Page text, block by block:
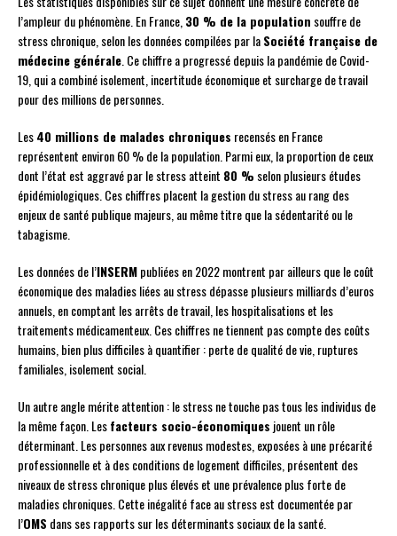
l’ampleur du phénomène. En France, 30 % de la population souffre de
stress chronique, selon les données compilées par laSociété française de
médecine générale . Ce chiffre a progressé depuis la pandémie de Covid-
19, qui a combiné isolement, incertitude économique et surcharge de travail
pour des millions de personnes.
Les40 millions de malades chroniques recensés en France
représentent environ 60 % de la population. Parmi eux, la proportion de ceux
dont l’état est aggravé par le stress atteint 80 % selon plusieurs études
épidémiologiques. Ces chiffres placent la gestion du stress au rang des
enjeux de santé publique majeurs, au même titre que la sédentarité ou le
tabagisme.
Les données de l’INSERMpubliées en 2022 montrent par ailleurs que le coût
économique des maladies liées au stress dépasse plusieurs milliards d’euros
annuels, en comptant les arrêts de travail, les hospitalisations et les
traitements médicamenteux. Ces chiffres ne tiennent pas compte des coûts
humains, bien plus difficiles à quantifier : perte de qualité de vie, ruptures
familiales, isolement social.
Un autre angle mérite attention : le stress ne touche pas tous les individus de
la même façon. Lesfacteurs socio-économiques jouent un rôle
déterminant. Les personnes aux revenus modestes, exposées à une précarité
professionnelle et à des conditions de logement difficiles, présentent des
niveaux de stress chronique plus élevés et une prévalence plus forte de
maladies chroniques. Cette inégalité face au stress est documentée par
l’OMS dans ses rapports sur les déterminants sociaux de la santé.